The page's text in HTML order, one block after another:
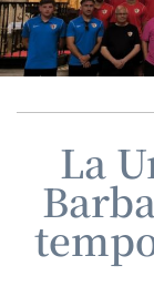
La